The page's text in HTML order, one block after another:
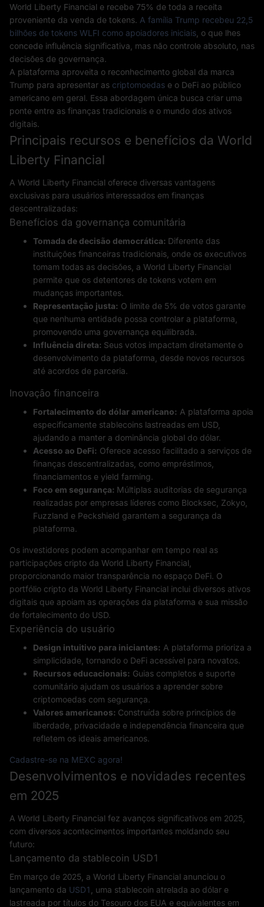
World Liberty Financial e recebe 75% de toda a receita
proveniente da venda de tokens. A família Trump recebeu 22,5
bilhões de tokens WLFI como apoiadores iniciais , o que lhes
concede influência significativa, mas não controle absoluto, nas
decisões de governança.
A plataforma aproveita o reconhecimento global da marca
Trump para apresentar as criptomoedas e o DeFi ao público
americano em geral. Essa abordagem única busca criar uma
ponte entre as finanças tradicionais e o mundo dos ativos
digitais.
Principais recursos e benefícios da World
Liberty Financial
A World Liberty Financial oferece diversas vantagens
exclusivas para usuários interessados em finanças
descentralizadas:
Benefícios da governança comunitária
Tomada de decisão democrática: Diferente das
instituições financeiras tradicionais, onde os executivos
tomam todas as decisões, a World Liberty Financial
permite que os detentores de tokens votem em
mudanças importantes.
Representação justa: O limite de 5% de votos garante
que nenhuma entidade possa controlar a plataforma,
promovendo uma governança equilibrada.
Influência direta: Seus votos impactam diretamente o
desenvolvimento da plataforma, desde novos recursos
até acordos de parceria.
Inovação financeira
Fortalecimento do dólar americano: A plataforma apoia
especificamente stablecoins lastreadas em USD,
ajudando a manter a dominância global do dólar.
Acesso ao DeFi: Oferece acesso facilitado a serviços de
finanças descentralizadas, como empréstimos,
financiamentos e yield farming.
Foco em segurança: Múltiplas auditorias de segurança
realizadas por empresas líderes como Blocksec, Zokyo,
Fuzzland e Peckshield garantem a segurança da
plataforma.
Os investidores podem acompanhar em tempo real as
participações cripto da World Liberty Financial,
proporcionando maior transparência no espaço DeFi. O
portfólio cripto da World Liberty Financial inclui diversos ativos
digitais que apoiam as operações da plataforma e sua missão
de fortalecimento do USD.
Experiência do usuário
Design intuitivo para iniciantes: A plataforma prioriza a
simplicidade, tornando o DeFi acessível para novatos.
Recursos educacionais: Guias completos e suporte
comunitário ajudam os usuários a aprender sobre
criptomoedas com segurança.
Valores americanos: Construída sobre princípios de
liberdade, privacidade e independência financeira que
refletem os ideais americanos.
Cadastre-se na MEXC agora!
Desenvolvimentos e novidades recentes
em 2025
A World Liberty Financial fez avanços significativos em 2025,
com diversos acontecimentos importantes moldando seu
futuro:
Lançamento da stablecoin USD1
Em março de 2025, a World Liberty Financial anunciou o
lançamento da USD1
, uma stablecoin atrelada ao dólar e
lastreada por títulos do Tesouro dos EUA e equivalentes em